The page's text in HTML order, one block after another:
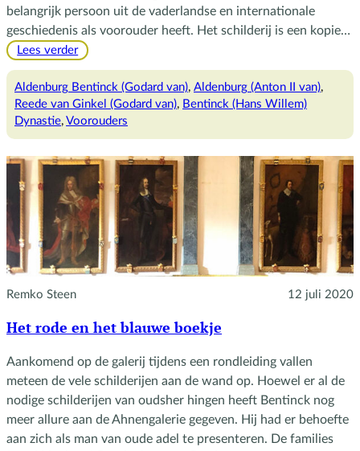
belangrijk persoon uit de vaderlandse en internationale
geschiedenis als voorouder heeft. Het schilderij is een kopie…
Lees verder:
Willem
Bentinck
Aldenburg Bentinck (Godard van), Aldenburg (Anton II van)
Reede van Ginkel (Godard van), Bentinck (Hans Willem)
Dynastie, Voorouders
Remko Steen 12 juli 2020
Het rode en het blauwe boekje
Aankomend op de galerij tijdens een rondleiding vallen
meteen de vele schilderijen aan de wand op. Hoewel er al de
nodige schilderijen van oudsher hingen heeft Bentinck nog
meer allure aan de Ahnengalerie gegeven. Hij had er behoefte
aan zich als man van oude adel te presenteren. De families